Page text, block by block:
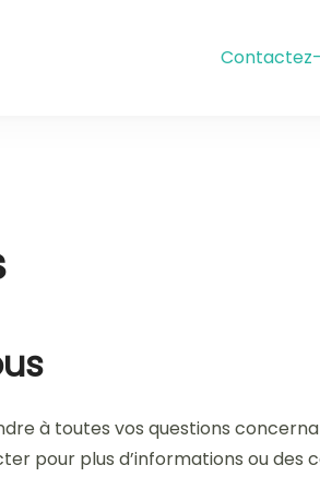
à toutes vos questions
pour plus d’informations ou des